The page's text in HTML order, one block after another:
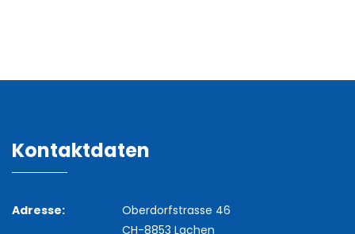
Kontaktdaten
Adresse:
Oberdorfstrasse 46
CH-8853 Lachen